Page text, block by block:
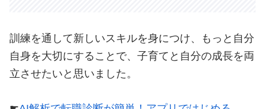
訓練を通して新しいスキルを身につけ、もっと自分
自身を大切にすることで、子育てと自分の成長を両
立させたいと思いました。